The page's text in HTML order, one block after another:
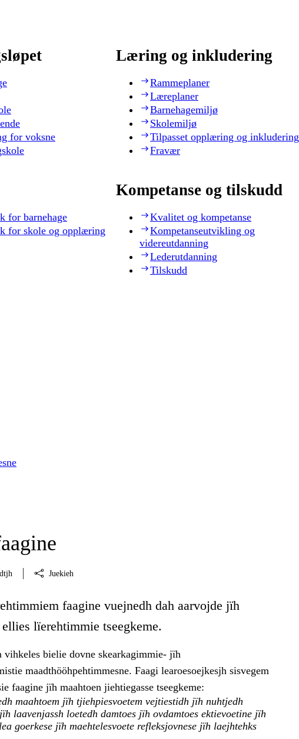
for voksne
Læring og inkludering
Rammeplaner
Læreplaner
Barnehagemiljø
Skolemiljø
Tilpasset opplæring og inkludering
Fravær
for barnehage
for skole og opplæring
Kompetanse og tilskudd
Kvalitet og kompetanse
Kompetanseutvikling og
videreutdanning
Lederutdanning
Tilskudd
Juekieh
faagine vuejnedh dah aarvojde jïh
lïerehtimmie tseegkeme.
vihkeles bielie dovne skearkagimmie- jïh
maadthööhpehtimmesne. Faagi learoesoejkesjh sisvegem
faagine jïh maahtoen jiehtiegasse tseegkeme:
maahtoem jïh tjiehpiesvoetem vejtiestidh jïh nuhtjedh
laavenjassh loetedh damtoes jïh ovdamtoes ektievoetine jïh
goerkese jïh maehtelesvoete refleksjovnese jïh laejhtehks